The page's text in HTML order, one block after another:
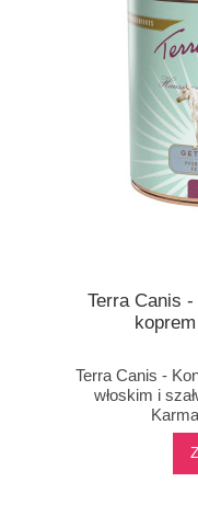
Terra Canis
Terra Canis -
włoskim i